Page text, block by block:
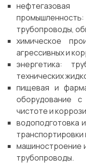
трубопроводы,
химическое
агрессивных и
энергетика:
технических
пищевая и
оборудование
чистоте и
водоподготовка
транспортировки
машиностроение
трубопроводы.